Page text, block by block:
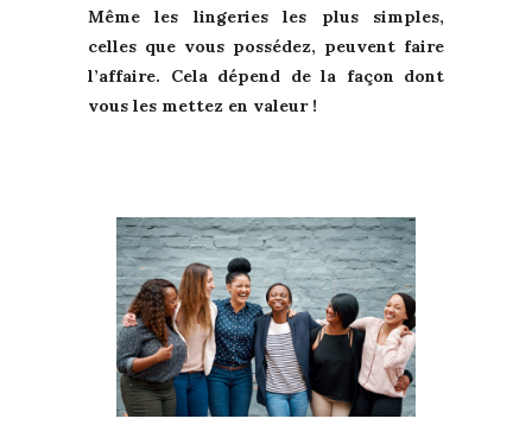
Même les lingeries les plus simples,
celles que vous possédez, peuvent faire
l’affaire. Cela dépend de la façon dont
vous les mettez en valeur !